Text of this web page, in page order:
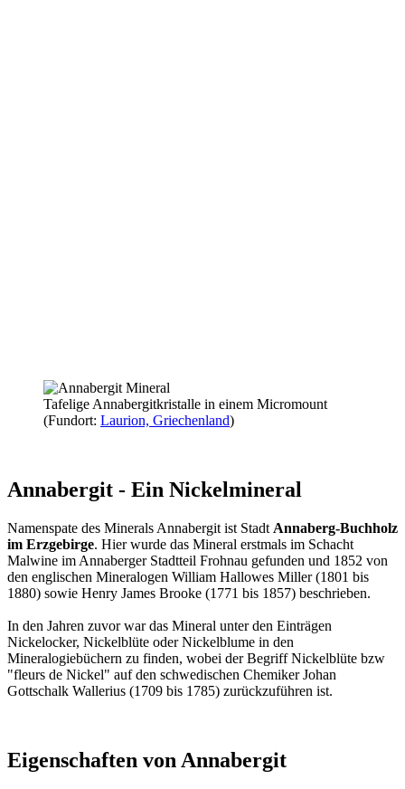
Tafelige Annabergitkristalle in einem Micromount
(Fundort: Laurion, Griechenland)
Annabergit - Ein Nickelmineral
Namenspate des Minerals Annabergit ist Stadt Annaberg-Buchholz
im Erzgebirge. Hier wurde das Mineral erstmals im Schacht
Malwine im Annaberger Stadtteil Frohnau gefunden und 1852 von
den englischen Mineralogen William Hallowes Miller (1801 bis
1880) sowie Henry James Brooke (1771 bis 1857) beschrieben.
In den Jahren zuvor war das Mineral unter den Einträgen
Nickelocker, Nickelblüte oder Nickelblume in den
Mineralogiebüchern zu finden, wobei der Begriff Nickelblüte bzw
"fleurs de Nickel" auf den schwedischen Chemiker Johan
Gottschalk Wallerius (1709 bis 1785) zurückzuführen ist.
Eigenschaften von Annabergit